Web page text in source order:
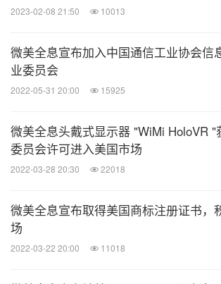
2023-02-08 21:50 10013
微美全息宣布加入中国通信工业协会信
业委员会
2022-05-31 20:00 15925
微美全息头戴式显示器 "WiMi HoloVR "
委员会许可进入美国市场
2022-03-28 20:30 22018
微美全息宣布取得美国商标注册证书，
场
2022-03-22 20:00 11018